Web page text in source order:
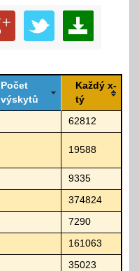
Počet
výskytů
Každý x-
tý
62812
19588
9335
374824
7290
161063
35023